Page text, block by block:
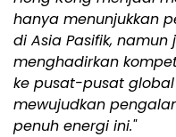
hanya menunjukkan
di Asia Pasifik,
menghadirkan
ke pusat-pusat
mewujudkan
penuh energi ini."